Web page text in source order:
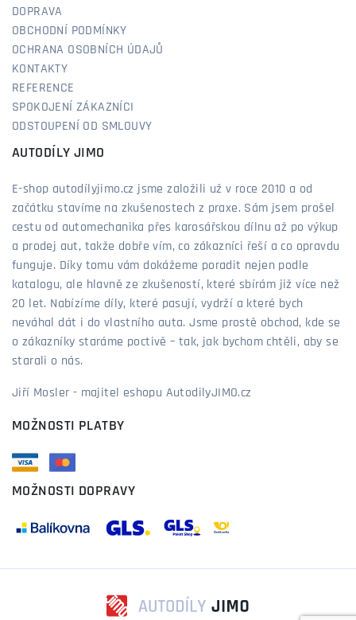
DOPRAVA
OBCHODNÍ PODMÍNKY
OCHRANA OSOBNÍCH ÚDAJŮ
KONTAKTY
REFERENCE
SPOKOJENÍ ZÁKAZNÍCI
ODSTOUPENÍ OD SMLOUVY
AUTODÍLY JIMO
E-shop autodílyjimo.cz jsme založili už v roce 2010 a od
začátku stavíme na zkušenostech z praxe. Sám jsem prošel
cestu od automechanika přes karosářskou dílnu až po výkup
a prodej aut, takže dobře vím, co zákazníci řeší a co opravdu
funguje. Díky tomu vám dokážeme poradit nejen podle
katalogu, ale hlavně ze zkušeností, které sbírám již více než
20 let. Nabízíme díly, které pasují, vydrží a které bych
neváhal dát i do vlastního auta. Jsme prostě obchod, kde se
o zákazníky staráme poctivě – tak, jak bychom chtěli, aby se
starali o nás.
Jiří Mosler - majitel eshopu AutodilyJIMO.cz
MOŽNOSTI PLATBY
MOŽNOSTI DOPRAVY